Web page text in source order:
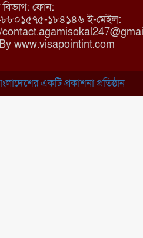
বালিয়াকান্দিতে কিশোরীর
মরদেহ উদ্ধার
বিভাগ: ফোন:
১৮৪১৪৬ ই-মেইল:
www.visapointint.com
একটি প্রকাশনা প্রতিষ্ঠান